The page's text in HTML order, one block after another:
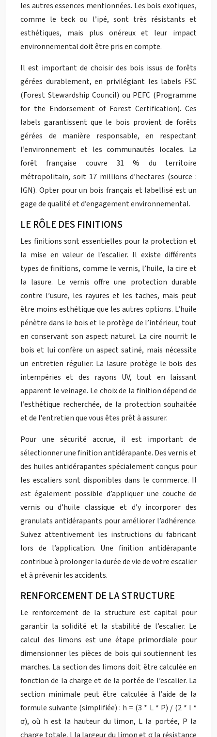
les autres essences mentionnées. Les bois exotiques,
comme le teck ou l’ipé, sont très résistants et
esthétiques, mais plus onéreux et leur impact
environnemental doit être pris en compte.
Il est important de choisir des bois issus de forêts
gérées durablement, en privilégiant les labels FSC
(Forest Stewardship Council) ou PEFC (Programme
for the Endorsement of Forest Certification). Ces
labels garantissent que le bois provient de forêts
gérées de manière responsable, en respectant
l’environnement et les communautés locales. La
forêt française couvre 31 % du territoire
métropolitain, soit 17 millions d’hectares (source :
IGN). Opter pour un bois français et labellisé est un
gage de qualité et d’engagement environnemental.
LE RÔLE DES FINITIONS
Les finitions sont essentielles pour la protection et
la mise en valeur de l’escalier. Il existe différents
types de finitions, comme le vernis, l’huile, la cire et
la lasure. Le vernis offre une protection durable
contre l’usure, les rayures et les taches, mais peut
être moins esthétique que les autres options. L’huile
pénètre dans le bois et le protège de l’intérieur, tout
en conservant son aspect naturel. La cire nourrit le
bois et lui confère un aspect satiné, mais nécessite
un entretien régulier. La lasure protège le bois des
intempéries et des rayons UV, tout en laissant
apparent le veinage. Le choix de la finition dépend de
l’esthétique recherchée, de la protection souhaitée
et de l’entretien que vous êtes prêt à assurer.
Pour une sécurité accrue, il est important de
sélectionner une finition antidérapante. Des vernis et
des huiles antidérapantes spécialement conçus pour
les escaliers sont disponibles dans le commerce. Il
est également possible d’appliquer une couche de
vernis ou d’huile classique et d’y incorporer des
granulats antidérapants pour améliorer l’adhérence.
Suivez attentivement les instructions du fabricant
lors de l’application. Une finition antidérapante
contribue à prolonger la durée de vie de votre escalier
et à prévenir les accidents.
RENFORCEMENT DE LA STRUCTURE
Le renforcement de la structure est capital pour
garantir la solidité et la stabilité de l’escalier. Le
calcul des limons est une étape primordiale pour
dimensionner les pièces de bois qui soutiennent les
marches. La section des limons doit être calculée en
fonction de la charge et de la portée de l’escalier. La
section minimale peut être calculée à l’aide de la
formule suivante (simplifiée) : h = (3 * L * P) / (2 * l *
σ), où h est la hauteur du limon, L la portée, P la